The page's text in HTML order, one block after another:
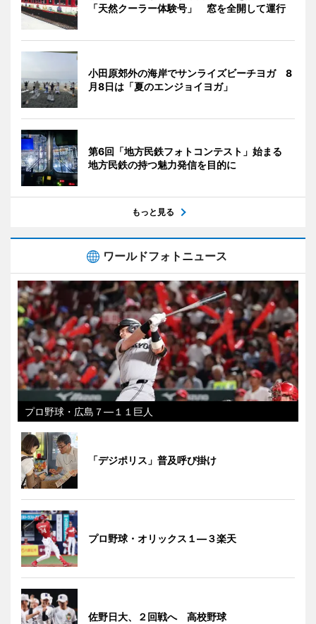
「天然クーラー体験号」 窓を全開して運行
小田原郊外の海岸でサンライズビーチヨガ 8
月8日は「夏のエンジョイヨガ」
第6回「地方民鉄フォトコンテスト」始まる
地方民鉄の持つ魅力発信を目的に
もっと見る
ワールドフォトニュース
プロ野球・広島７―１１巨人
「デジポリス」普及呼び掛け
プロ野球・オリックス１―３楽天
佐野日大、２回戦へ 高校野球